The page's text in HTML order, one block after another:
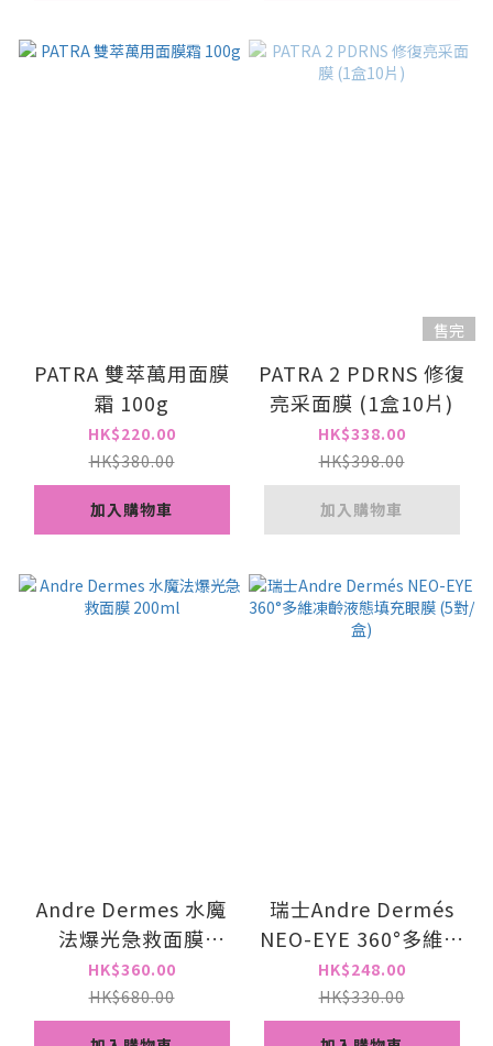
PATRA 雙萃萬用面膜
霜 100g
HK$220.00
HK$380.00
加入購物車
售完
PATRA 2 PDRNS 修復
亮采面膜 (1盒10片)
HK$338.00
HK$398.00
加入購物車
Andre Dermes 水魔
法爆光急救面膜
200ml
HK$360.00
HK$680.00
瑞士Andre Dermés
NEO-EYE 360°多維凍
齡液態填充眼膜 (5對/
盒)
HK$248.00
HK$330.00